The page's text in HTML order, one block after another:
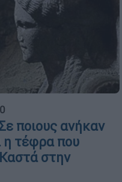
ποιους ανήκαν
η τέφρα που
στην